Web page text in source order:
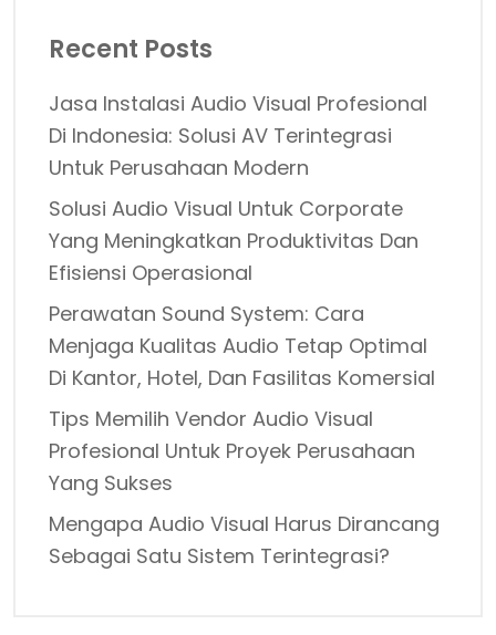
Recent Posts
Jasa Instalasi Audio Visual Profesional
Di Indonesia: Solusi AV Terintegrasi
Untuk Perusahaan Modern
Solusi Audio Visual Untuk Corporate
Yang Meningkatkan Produktivitas Dan
Efisiensi Operasional
Perawatan Sound System: Cara
Menjaga Kualitas Audio Tetap Optimal
Di Kantor, Hotel, Dan Fasilitas Komersial
Tips Memilih Vendor Audio Visual
Profesional Untuk Proyek Perusahaan
Yang Sukses
Mengapa Audio Visual Harus Dirancang
Sebagai Satu Sistem Terintegrasi?